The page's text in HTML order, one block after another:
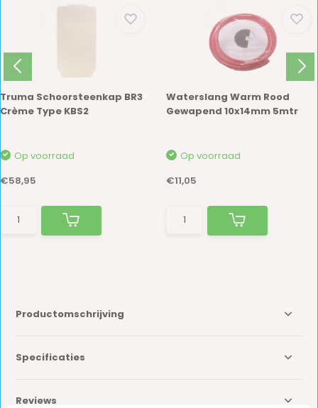
Truma Schoorsteenkap BR3
Crème Type KBS2
Op voorraad
€58,95
Waterslang Warm Rood
Gewapend 10x14mm 5mtr
Op voorraad
€11,05
Productomschrijving
Specificaties
Reviews